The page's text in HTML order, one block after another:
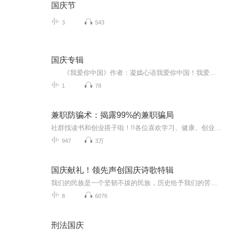
国庆节
3 543
国庆专辑
1 78
兼职防骗术：揭露99%的兼职骗局
947 3万
国庆献礼！领先声创国庆诗歌特辑
8 6076
刑法国庆